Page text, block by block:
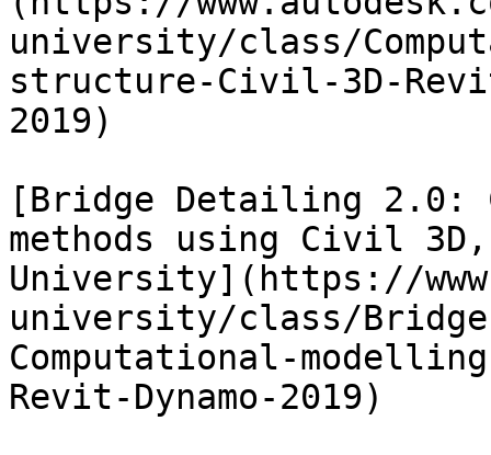
university/class/
structure-Civil-3D-
2019)
[Bridge Detailing 2.0:
methods using Civil
University](https://
university/class/
Computational-
Revit-Dynamo-2019)